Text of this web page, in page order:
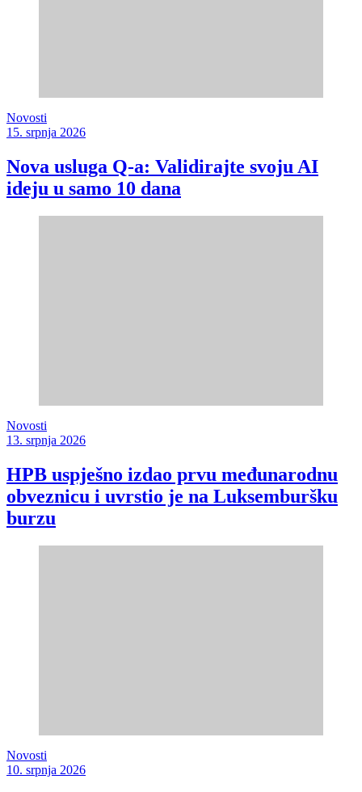
Novosti
15. srpnja 2026
Nova usluga Q-a: Validirajte svoju AI
ideju u samo 10 dana
Novosti
13. srpnja 2026
HPB uspješno izdao prvu međunarodnu
obveznicu i uvrstio je na Luksemburšku
burzu
Novosti
10. srpnja 2026